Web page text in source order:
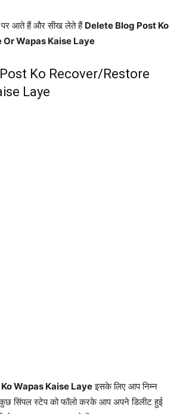
पर आते हैं और सीख लेते हैं Delete Blog Post Ko
Wapas Kaise Laye
Ko Recover/Restore
Laye
Wapas Kaise Layeइसके लिए आप निम्न
सिंपल स्टेप को फॉलो करके आप अपने डिलीट हुई